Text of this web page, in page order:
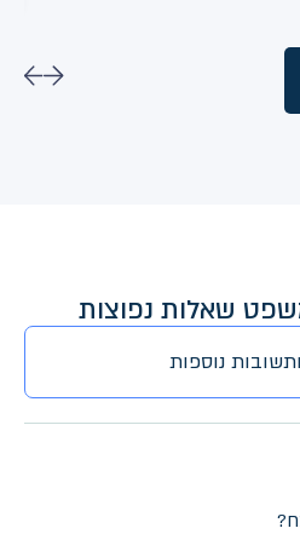
שאלות נפוצות
נוספות